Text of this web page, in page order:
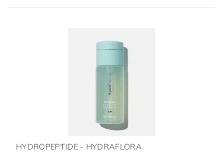
HYDROPEPTIDE - HYDRAFLORA